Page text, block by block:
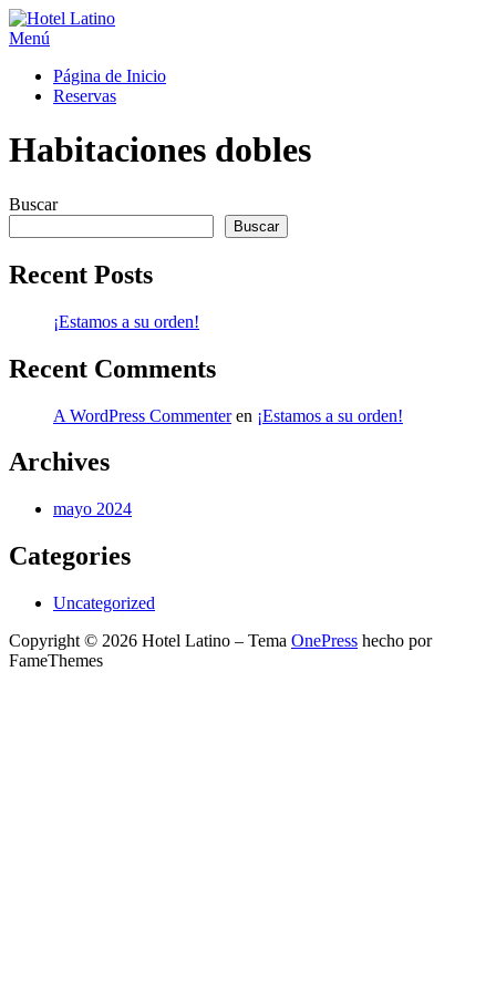
Saltar
al
Menú
Página de Inicio
Reservas
Habitaciones dobles
Buscar
Buscar
Recent Posts
¡Estamos a su orden!
Recent Comments
A WordPress Commenteren ¡Estamos a su orden!
Archives
mayo 2024
Categories
Uncategorized
Copyright © 2026 Hotel Latino – Tema OnePress hecho por
FameThemes